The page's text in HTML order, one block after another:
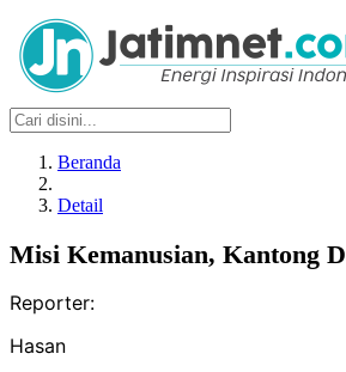
Beranda
Detail
Misi Kemanusian, Kantong
Reporter:
Hasan